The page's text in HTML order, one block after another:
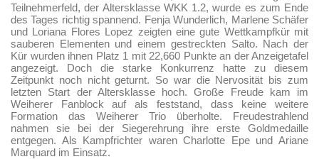
Teilnehmerfeld, der Altersklasse WKK 1.2, wurde es zum Ende
des Tages richtig spannend. Fenja Wunderlich, Marlene Schäfer
und Loriana Flores Lopez zeigten eine gute Wettkampfkür mit
sauberen Elementen und einem gestreckten Salto. Nach der
Kür wurden ihnen Platz 1 mit 22,660 Punkte an der Anzeigetafel
angezeigt. Doch die starke Konkurrenz hatte zu diesem
Zeitpunkt noch nicht geturnt. So war die Nervosität bis zum
letzten Start der Altersklasse hoch. Große Freude kam im
Weiherer Fanblock auf als feststand, dass keine weitere
Formation das Weiherer Trio überholte. Freudestrahlend
nahmen sie bei der Siegerehrung ihre erste Goldmedaille
entgegen. Als Kampfrichter waren Charlotte Epe und Ariane
Marquard im Einsatz.